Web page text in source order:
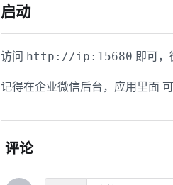
启动
访问 http://ip:15680 即可，
记得在企业微信后台，应用里面
评论